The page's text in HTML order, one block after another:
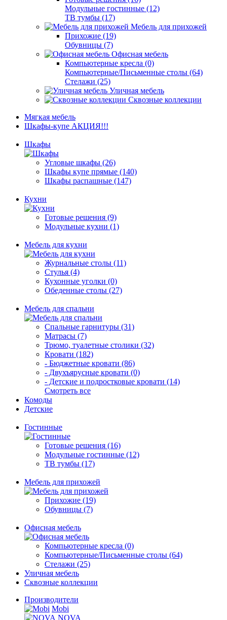
Модульные гостинные (12)
ТВ тумбы (17)
Мебель для прихожей
Прихожие (19)
Обувницы (7)
Офисная мебель
Компьютерные кресла (0)
Компьютерные/Письменные столы (64)
Стелажи (25)
Уличная мебель
Сквозные коллекции
Мягкая мебель
Шкафы-купе АКЦИЯ!!!
Шкафы
Угловые шкафы (26)
Шкафы купе прямые (140)
Шкафы распашные (147)
Кухни
Готовые решения (9)
Модульные кухни (1)
Мебель для кухни
Журнальные столы (11)
Стулья (4)
Кухонные уголки (0)
Обеденные столы (27)
Мебель для спальни
Спальные гарнитуры (31)
Матрасы (7)
Трюмо, туалетные столики (32)
Кровати (182)
- Бюджетные кровати (86)
- Двухъярусные кровати (0)
- Детские и подростковые кровати (14)
Смотреть все
Комоды
Детские
Гостинные
Готовые решения (16)
Модульные гостинные (12)
ТВ тумбы (17)
Мебель для прихожей
Прихожие (19)
Обувницы (7)
Офисная мебель
Компьютерные кресла (0)
Компьютерные/Письменные столы (64)
Стелажи (25)
Уличная мебель
Сквозные коллекции
Производители
Mobi
NOVA